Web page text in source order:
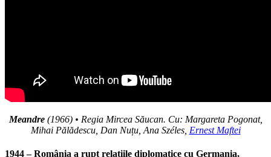
Meandre(1966) • Regia Mircea Săucan. Cu: Margareta Pogonat,
Mihai Pălădescu, Dan Nuțu, Ana Széles, Ernest Maftei
1944 – România a rupt relațiile diplomatice cu Germania,